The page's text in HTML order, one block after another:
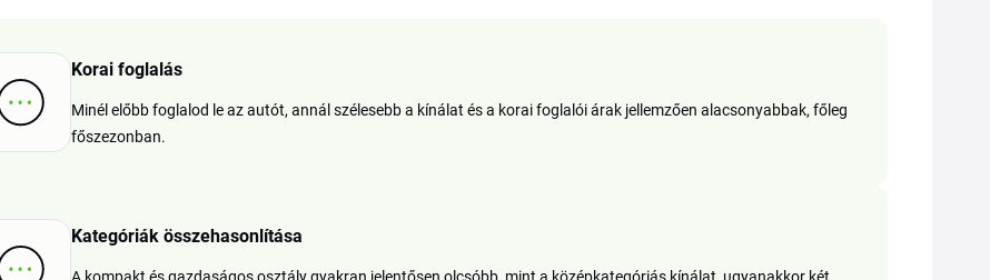
Korai foglalás
Minél előbb foglalod le az autót, annál szélesebb a kínálat és a korai foglalói árak jellemzően alacsonyabbak, főleg
főszezonban.
Kategóriák összehasonlítása